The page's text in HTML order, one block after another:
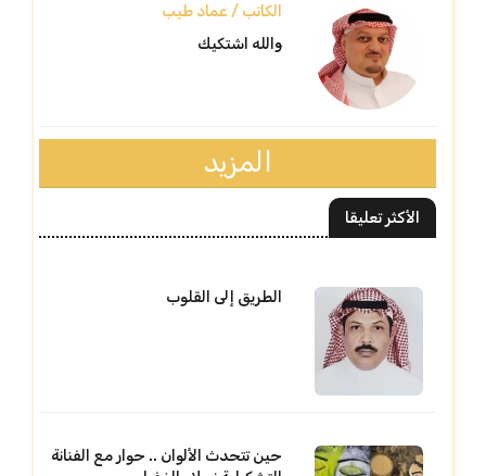
الكاتب / عماد طيب
والله اشتكيك
المزيد
الأكثر تعليقا
الطريق إلى القلوب
حين تتحدث الألوان .. حوار مع الفنانة